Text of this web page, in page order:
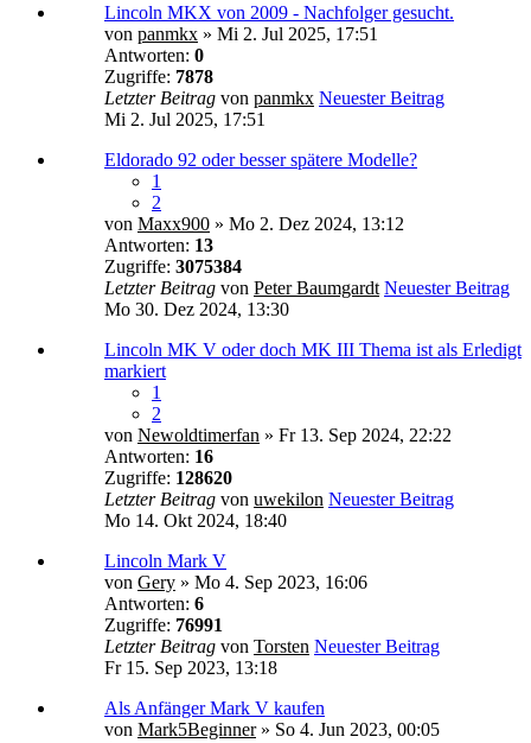
Lincoln MKX von 2009 - Nachfolger gesucht.
von panmkx » Mi 2. Jul 2025, 17:51
Antworten: 0
Zugriffe: 7878
Letzter Beitrag von panmkx Neuester Beitrag
Mi 2. Jul 2025, 17:51
Eldorado 92 oder besser spätere Modelle?
1
2
von Maxx900 » Mo 2. Dez 2024, 13:12
Antworten: 13
Zugriffe: 3075384
Letzter Beitrag von Peter Baumgardt Neuester Beitrag
Mo 30. Dez 2024, 13:30
Lincoln MK V oder doch MK III Thema ist als Erledigt
markiert
1
2
von Newoldtimerfan » Fr 13. Sep 2024, 22:22
Antworten: 16
Zugriffe: 128620
Letzter Beitrag von uwekilon Neuester Beitrag
Mo 14. Okt 2024, 18:40
Lincoln Mark V
von Gery » Mo 4. Sep 2023, 16:06
Antworten: 6
Zugriffe: 76991
Letzter Beitrag von Torsten Neuester Beitrag
Fr 15. Sep 2023, 13:18
Als Anfänger Mark V kaufen
von Mark5Beginner» So 4. Jun 2023, 00:05